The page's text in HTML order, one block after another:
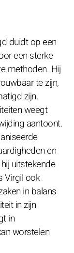
duidt op een
een sterke
methoden. Hij
te zijn,
zijn.
weegt
aantoont.
en
uitstekende
Virgil ook
in balans
in zijn
in
worstelen